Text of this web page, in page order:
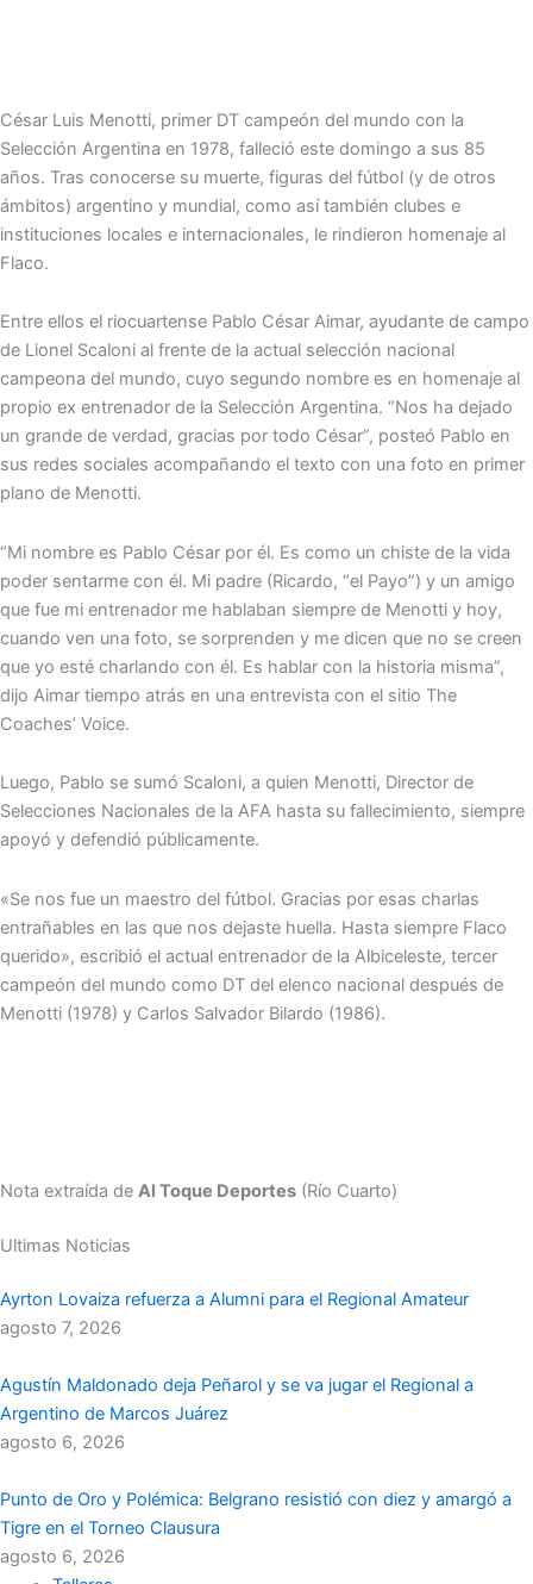
César Luis Menotti, primer DT campeón del mundo con la
Selección Argentina en 1978, falleció este domingo a sus 85
años. Tras conocerse su muerte, figuras del fútbol (y de otros
ámbitos) argentino y mundial, como así también clubes e
instituciones locales e internacionales, le rindieron homenaje al
Flaco.
Entre ellos el riocuartense Pablo César Aimar, ayudante de campo
de Lionel Scaloni al frente de la actual selección nacional
campeona del mundo, cuyo segundo nombre es en homenaje al
propio ex entrenador de la Selección Argentina. “Nos ha dejado
un grande de verdad, gracias por todo César”, posteó Pablo en
sus redes sociales acompañando el texto con una foto en primer
plano de Menotti.
“Mi nombre es Pablo César por él. Es como un chiste de la vida
poder sentarme con él. Mi padre (Ricardo, “el Payo”) y un amigo
que fue mi entrenador me hablaban siempre de Menotti y hoy,
cuando ven una foto, se sorprenden y me dicen que no se creen
que yo esté charlando con él. Es hablar con la historia misma”,
dijo Aimar tiempo atrás en una entrevista con el sitio The
Coaches’ Voice.
Luego, Pablo se sumó Scaloni, a quien Menotti, Director de
Selecciones Nacionales de la AFA hasta su fallecimiento, siempre
apoyó y defendió públicamente.
«Se nos fue un maestro del fútbol. Gracias por esas charlas
entrañables en las que nos dejaste huella. Hasta siempre Flaco
querido», escribió el actual entrenador de la Albiceleste, tercer
campeón del mundo como DT del elenco nacional después de
Menotti (1978) y Carlos Salvador Bilardo (1986).
Nota extraída de Al Toque Deportes (Río Cuarto)
Ultimas Noticias
Ayrton Lovaiza refuerza a Alumni para el Regional Amateur
agosto 7, 2026
Agustín Maldonado deja Peñarol y se va jugar el Regional a
Argentino de Marcos Juárez
agosto 6, 2026
Punto de Oro y Polémica: Belgrano resistió con diez y amargó a
Tigre en el Torneo Clausura
agosto 6, 2026